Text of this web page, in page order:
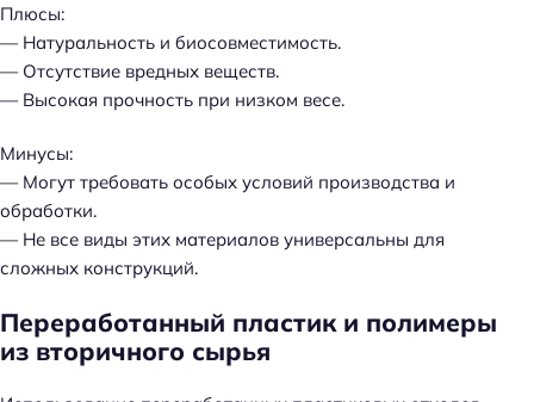
Плюсы:
— Натуральность и биосовместимость.
— Отсутствие вредных веществ.
— Высокая прочность при низком весе.
Минусы:
— Могут требовать особых условий производства и
обработки.
— Не все виды этих материалов универсальны для
сложных конструкций.
Переработанный пластик и полимеры
из вторичного сырья